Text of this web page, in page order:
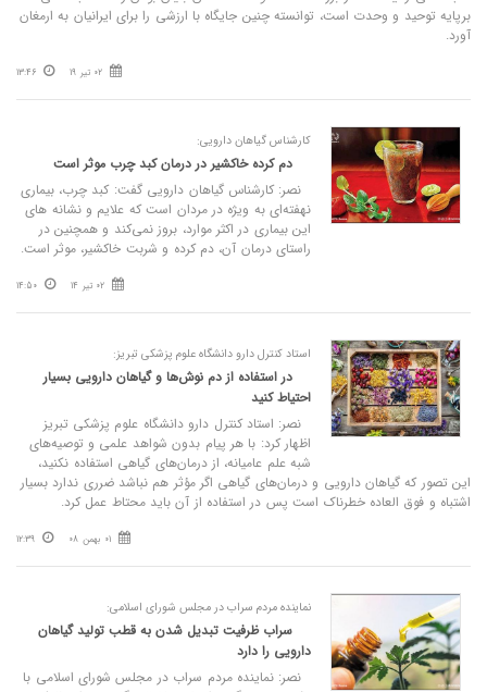
برپایه توحید و وحدت است، توانسته چنین جایگاه با ارزشی را برای ایرانیان به ارمغان
آورد.
02 تیر 19 13:46
کارشناس گیاهان دارویی:
دم کرده خاکشیر در درمان کبد چرب موثر است
نصر: کارشناس گیاهان دارویی گفت: کبد چرب، بیماری
نهفته‌ای به ویژه در مردان است که علایم و نشانه های
این بیماری در اکثر موارد، بروز نمی‌کند و همچنین در
راستای درمان آن، دم کرده و شربت خاکشیر، موثر است.
02 تیر 14 14:50
استاد کنترل دارو دانشگاه علوم پزشکی تبریز:
در استفاده از دم نوش‌ها و گیاهان دارویی بسیار
احتیاط کنید
نصر: استاد کنترل دارو دانشگاه علوم پزشکی تبریز
اظهار کرد: با هر پیام بدون شواهد علمی و توصیه‌های
شبه علم عامیانه، از درمان‌های گیاهی استفاده نکنید،
این تصور که گیاهان دارویی و درمان‌های گیاهی اگر مؤثر هم نباشد ضرری ندارد بسیار
اشتباه و فوق العاده خطرناک است پس در استفاده از آن باید محتاط عمل کرد.
01 بهمن 08 12:39
نماینده مردم سراب در مجلس شورای اسلامی:
سراب ظرفیت تبدیل شدن به قطب تولید گیاهان
دارویی را دارد
نصر: نماینده مردم سراب در مجلس شورای اسلامی با